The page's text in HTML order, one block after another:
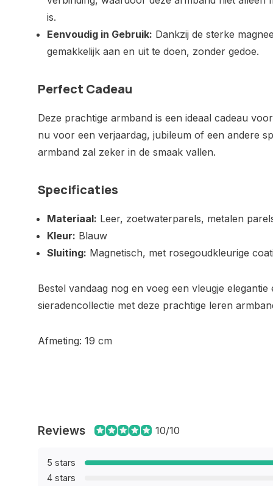
is.
Eenvoudig in Gebruik: Dankzij de sterke
gemakkelijk aan en uit te doen, zonder gedoe.
Perfect Cadeau
Deze prachtige armband is een ideaal cadeau
nu voor een verjaardag, jubileum of een andere
armband zal zeker in de smaak vallen.
Specificaties
Materiaal: Leer, zoetwaterparels, metalen
Kleur: Blauw
Sluiting: Magnetisch, met rosegoudkleurige
Bestel vandaag nog en voeg een vleugje
sieradencollectie met deze prachtige leren
Afmeting: 19 cm
Reviews 10/10
5 stars
4 stars